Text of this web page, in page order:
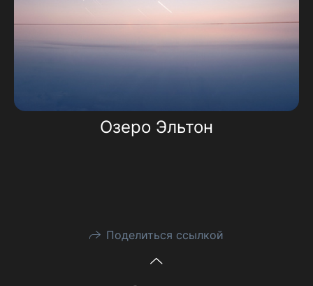
Озеро Эльтон
Поделиться ссылкой